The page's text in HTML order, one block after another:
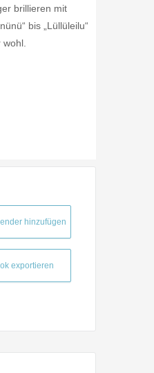
brillieren mit
bis „Lüllüleilu“
hinzufügen
exportieren